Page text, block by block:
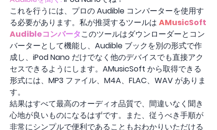
これを行うには、プロの Audible コンバーターを使用す
る必要があります。私が推奨するツールは AMusicSoft
Audibleコンバータこのツールはダウンローダーとコン
バーターとして機能し、Audible ブックを別の形式で作
成し、iPod Nano だけでなく他のデバイスでも直接アク
セスできるようにします。AMusicSoft から取得できる
形式には、MP3 ファイル、M4A、FLAC、WAV がありま
す。
結果はすべて最高のオーディオ品質で、間違いなく聞き
心地が良いものになるはずです。また、従うべき手順が
非常にシンプルで便利であることもおわかりいただける